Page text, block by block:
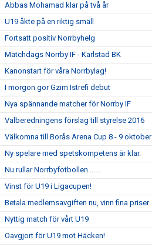
Abbas Mohamad klar på två år
U19 åkte på en riktig smäll
Fortsatt positiv Norrbyhelg
Matchdags Norrby IF - Karlstad BK
Kanonstart för våra Norrbylag!
I morgon gör Gzim Istrefi debut
Nya spännande matcher för Norrby IF
Valberedningens förslag till styrelse 2016
Välkomna till Borås Arena Cup 8 - 9 oktober
Ny spelare med spetskompetens är klar.
Nu rullar Norrbyfotbollen.......
Vinst för U19 i Ligacupen!
Betala medlemsavgiften nu, vinn fina priser
Nyttig match för vårt U19
Oavgjort för U19 mot Häcken!